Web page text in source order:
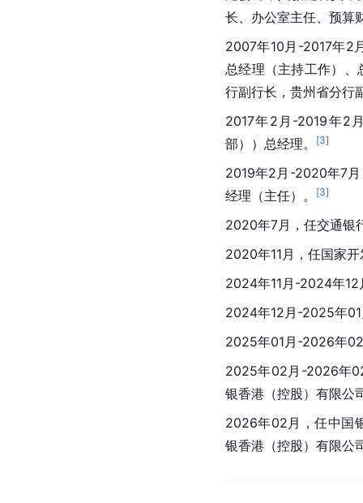
长、办公室主任、预算
2007年10月-2017年2
总经理（主持工作）
行副行长， 贵州省分行
2017年2月-2019年2
部））总经理。
[3]
2019年2月-2020年7月
经理（主任）。
[3]
2020年7月，任交通银
2020年11月，任国家
2024年11月-2024年12
2024年12月-2025年
2025年01月-2026年
2025年02月-2026年
银香港（控股）有限公
2026年02月，任中国
银香港（控股）有限公